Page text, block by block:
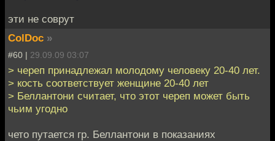
эти не соврут
ColDoc »
#60 | 29.09.09 03:07
> череп принадлежал молодому человеку 20-40 лет.
> кость соответствует женщине 20-40 лет
> Беллантони считает, что этот череп может быть
чьим угодно
чето путается гр. Беллантони в показаниях